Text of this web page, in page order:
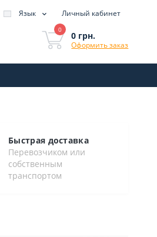
Язык Личный кабинет
0
0 грн.
Оформить заказ
Быстрая доставка
Перевозчиком или
собственным
транспортом